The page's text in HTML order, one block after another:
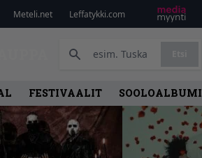
Meteli.net Leffatykki.com
FESTIVAALIT SOOLOALBUMI